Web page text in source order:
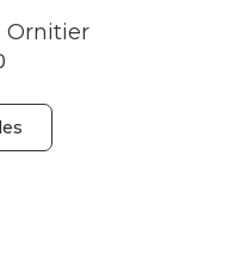
Ornitier